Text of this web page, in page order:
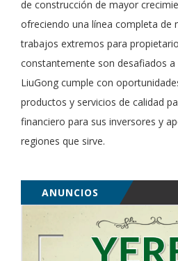
de construcción de mayor
ofreciendo una línea completa de
trabajos extremos para
constantemente son desafiados
LiuGong cumple con
productos y servicios de calidad
financiero para sus inversores y
regiones que sirve.
ANUNCIOS